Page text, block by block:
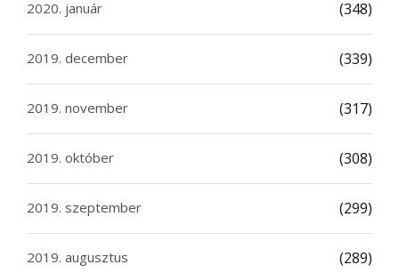
2020. január (348)
2019. december (339)
2019. november (317)
2019. október (308)
2019. szeptember (299)
2019. augusztus (289)